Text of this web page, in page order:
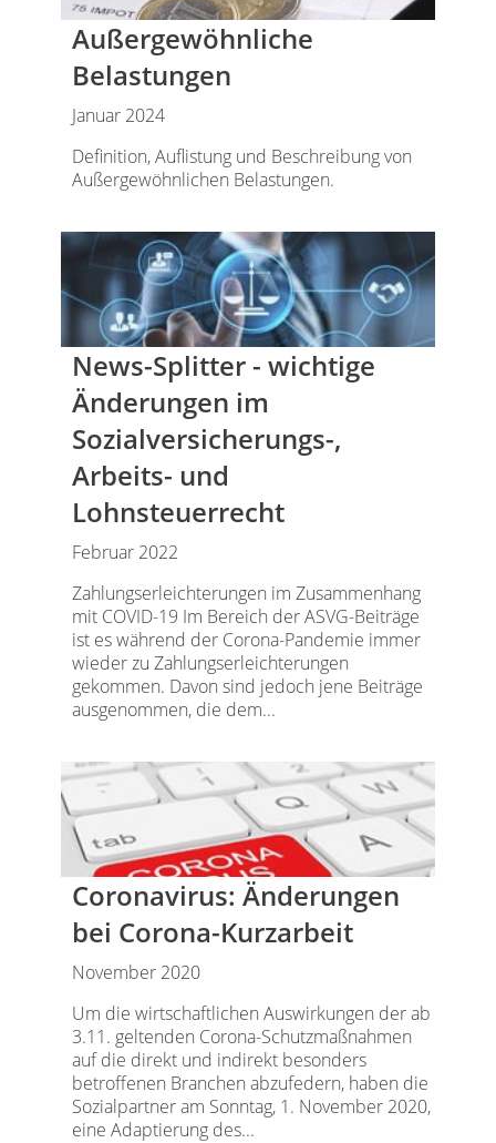
Außergewöhnliche
Belastungen
Januar 2024
Definition, Auflistung und Beschreibung von
Außergewöhnlichen Belastungen.
News-Splitter - wichtige
Änderungen im
Sozialversicherungs-,
Arbeits- und
Lohnsteuerrecht
Februar 2022
Zahlungserleichterungen im Zusammenhang
mit COVID-19 Im Bereich der ASVG-Beiträge
ist es während der Corona-Pandemie immer
wieder zu Zahlungserleichterungen
gekommen. Davon sind jedoch jene Beiträge
ausgenommen, die dem...
Coronavirus: Änderungen
bei Corona-Kurzarbeit
November 2020
Um die wirtschaftlichen Auswirkungen der ab
3.11. geltenden Corona-Schutzmaßnahmen
auf die direkt und indirekt besonders
betroffenen Branchen abzufedern, haben die
Sozialpartner am Sonntag, 1. November 2020,
eine Adaptierung des...